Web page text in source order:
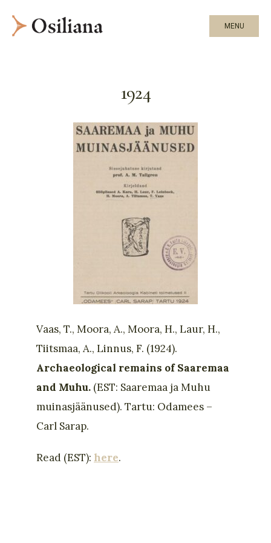
MENU
1924
Vaas, T., Moora, A., Moora, H., Laur, H.,
Tiitsmaa, A., Linnus, F. (1924).
Archaeological remains of Saaremaa
and Muhu. (EST: Saaremaa ja Muhu
muinasjäänused). Tartu: Odamees –
Carl Sarap.
Read (EST): here.